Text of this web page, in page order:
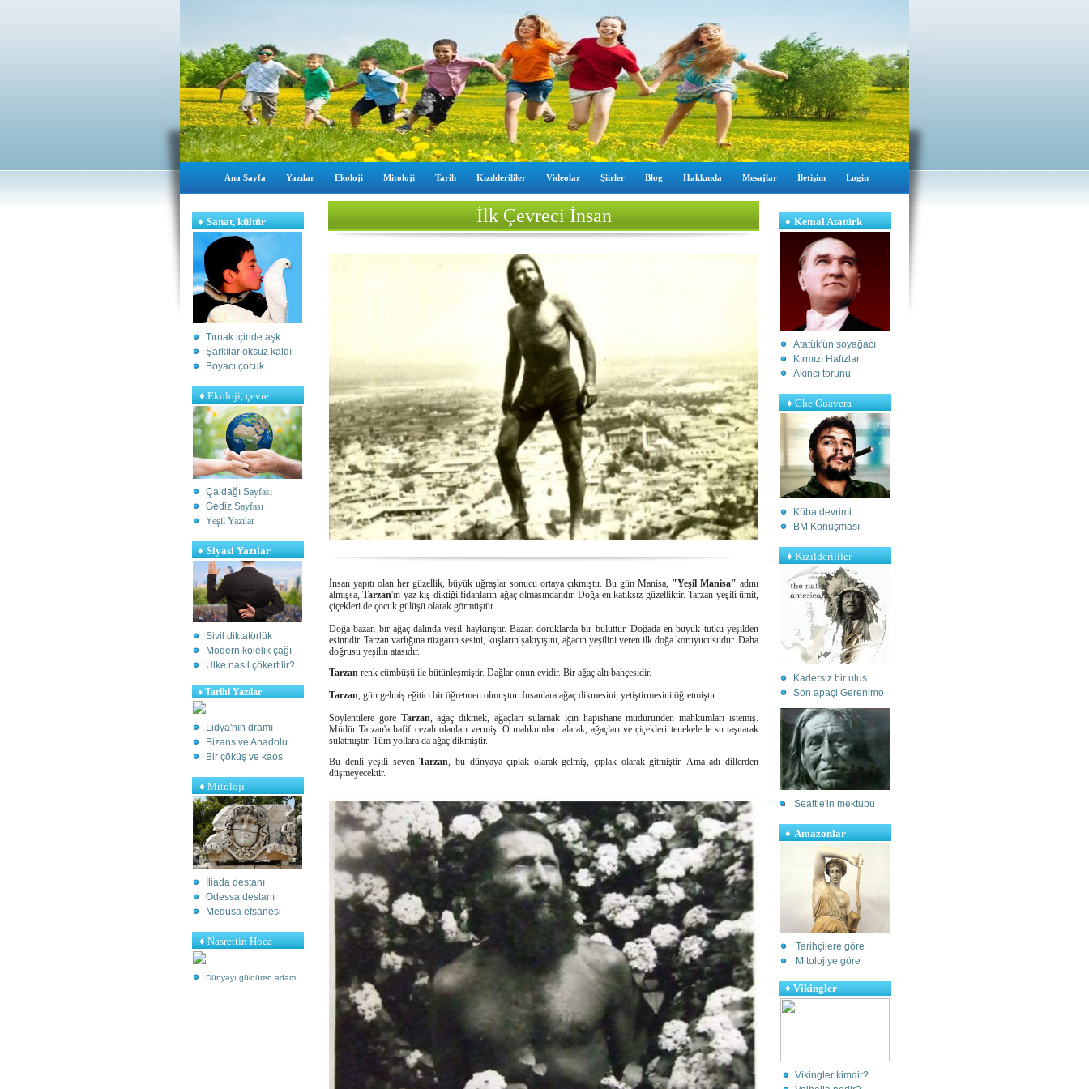
Ana Sayfa Yazılar Ekoloji Mitoloji Tarih Kızılderililer Videolar Şiirler Blog Hakkında Mesajlar İletişim Login
♦ Sanat, kültür
Tırnak içinde aşk
Şarkılar öksüz kaldı
Boyacı çocuk
♦Ekoloji, çevre
Çaldağı Sayfası
Gediz Sayfası
Yeşil Yazılar
♦ Siyasi Yazılar
Sivil diktatörlük
Modern kölelik çağı
Ülke nasıl çökertilir?
♦ Tarihi Yazılar
Lidya'nın dramı
Bizans ve Anadolu
Bir çöküş ve kaos
♦Mitoloji
İliada destanı
Odessa destanı
Medusa efsanesi
♦ Nasrettin Hoca
Dünyayı güldüren adam
İlk Çevreci İnsan
İnsan yapıtı olan her güzellik, büyük uğraşlar sonucu ortaya çıkmıştır. Bu gün Manisa, "Yeşil Manisa" adını
almışsa, Tarzan'ın yaz kış diktiği fidanların ağaç olmasındandır. Doğa en katıksız güzelliktir. Tarzan yeşili ümit,
çiçekleri de çocuk gülüşü olarak görmüştür.
Doğa bazan bir ağaç dalında yeşil haykırıştır. Bazan doruklarda bir buluttur. Doğada en büyük tutku yeşilden
esintidir. Tarzan varlığına rüzgarın sesini, kuşların şakıyışını, ağacın yeşilini veren ilk doğa koruyucusudur. Daha
doğrusu yeşilin atasıdır.
Tarzan renk cümbüşü ile bütünleşmiştir. Dağlar onun evidir. Bir ağaç altı bahçesidir.
Tarzan, gün gelmiş eğitici bir öğretmen olmuştur. İnsanlara ağaç dikmesini, yetiştirmesini öğretmiştir.
Söylentilere göre Tarzan, ağaç dikmek, ağaçları sulamak için hapishane müdüründen mahkumları istemiş.
Müdür Tarzan'a hafif cezalı olanları vermiş. O mahkumları alarak, ağaçları ve çiçekleri tenekelerle su taşıtarak
sulatmıştır. Tüm yollara da ağaç dikmiştir.
Bu denli yeşili sevenTarzan, bu dünyaya çıplak olarak gelmiş, çıplak olarak gitmiştir. Ama adı dillerden
düşmeyecektir.
♦ Kemal Atatürk
Atatük'ün soyağacı
Kırmızı Hafızlar
Akıncı torunu
♦ Che Guavera
Küba devrimi
BM Konuşması
♦ Kızılderililer
Kadersiz bir ulus
Son apaçi Gerenimo
Seattle'in mektubu
♦ Amazonlar
Tarihçilere göre
Mitolojiye göre
♦ Vikingler
Vikingler kimdir?